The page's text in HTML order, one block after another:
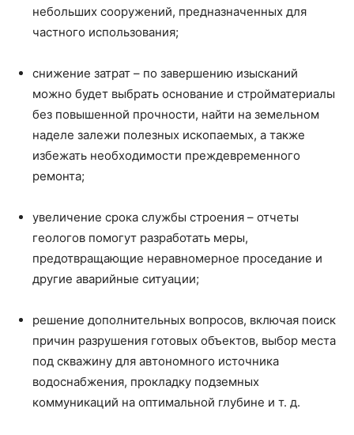
небольших сооружений, предназначенных для
частного использования;
снижение затрат – по завершению изысканий
можно будет выбрать основание и стройматериалы
без повышенной прочности, найти на земельном
наделе залежи полезных ископаемых, а также
избежать необходимости преждевременного
ремонта;
увеличение срока службы строения – отчеты
геологов помогут разработать меры,
предотвращающие неравномерное проседание и
другие аварийные ситуации;
решение дополнительных вопросов, включая поиск
причин разрушения готовых объектов, выбор места
под скважину для автономного источника
водоснабжения, прокладку подземных
коммуникаций на оптимальной глубине и т. д.